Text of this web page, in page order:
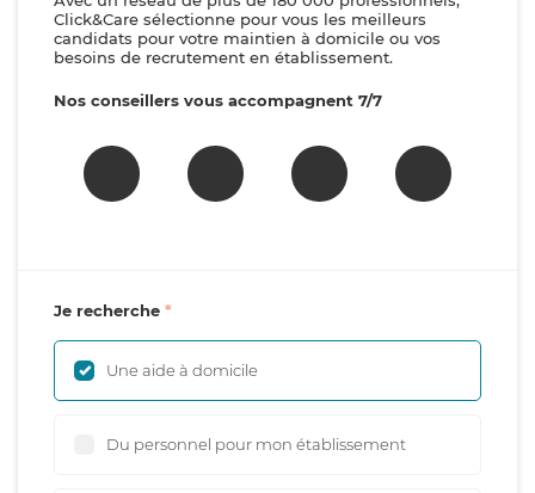
Click&Care sélectionne pour vous les meilleurs
candidats pour votre maintien à domicile ou vos
besoins de recrutement en établissement.
Nos conseillers vous accompagnent 7/7
Je recherche
Une aide à domicile
Du personnel pour mon établissement